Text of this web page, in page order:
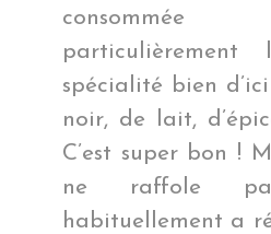
spécialité bien
noir, de lait,
C’est super bon !
ne raffole
habituellement a